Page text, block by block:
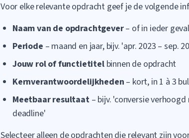
Voor elke relevante opdracht geef je de volgende
Naam van de opdrachtgever– of in ieder
Periode – maand en jaar, bijv. 'apr. 2023 – sep.
Jouw rol of functietitelbinnen de opdracht
Kernverantwoordelijkheden – kort, in 1 à 3
Meetbaar resultaat– bijv. 'conversie
deadline'
Selecteer alleen de opdrachten die relevant zijn